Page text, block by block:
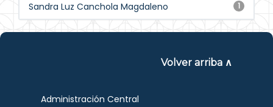
1
Sandra Luz Canchola Magdaleno
Volver arriba ∧
Administración Central